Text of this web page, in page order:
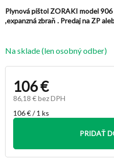
Na sklade (len osobný odber)
106 €
86,18 € bez DPH
Jednotková
cena:
106 € / 1 ks
PRIDAŤ
Plynová pištol ZORAKI model
,expanzná zbraň . Predaj na ZP
5
hviezdičiek.